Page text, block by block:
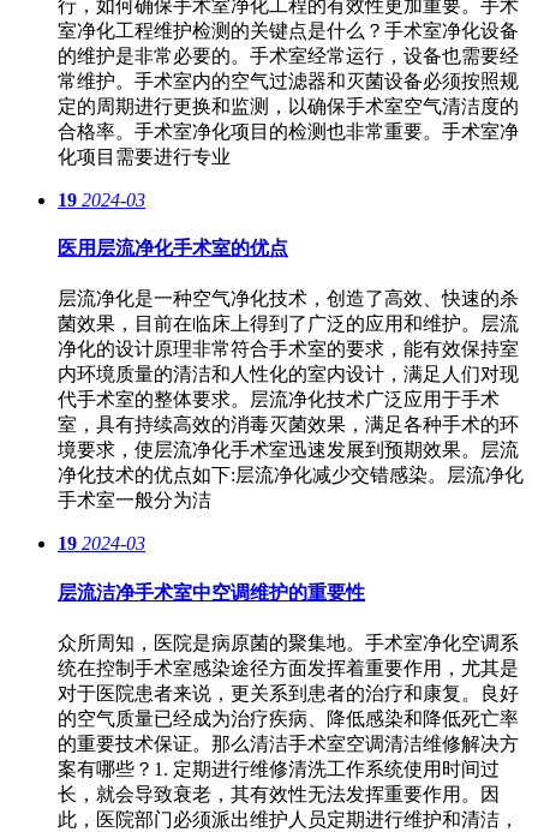
行，如何确保手术室净化工程的有效性更加重要。手术
室净化工程维护检测的关键点是什么？手术室净化设备
的维护是非常必要的。手术室经常运行，设备也需要经
常维护。手术室内的空气过滤器和灭菌设备必须按照规
定的周期进行更换和监测，以确保手术室空气清洁度的
合格率。手术室净化项目的检测也非常重要。手术室净
化项目需要进行专业
19 2024-03
医用层流净化手术室的优点
层流净化是一种空气净化技术，创造了高效、快速的杀
菌效果，目前在临床上得到了广泛的应用和维护。层流
净化的设计原理非常符合手术室的要求，能有效保持室
内环境质量的清洁和人性化的室内设计，满足人们对现
代手术室的整体要求。层流净化技术广泛应用于手术
室，具有持续高效的消毒灭菌效果，满足各种手术的环
境要求，使层流净化手术室迅速发展到预期效果。层流
净化技术的优点如下:层流净化减少交错感染。层流净化
手术室一般分为洁
19 2024-03
层流洁净手术室中空调维护的重要性
众所周知，医院是病原菌的聚集地。手术室净化空调系
统在控制手术室感染途径方面发挥着重要作用，尤其是
对于医院患者来说，更关系到患者的治疗和康复。良好
的空气质量已经成为治疗疾病、降低感染和降低死亡率
的重要技术保证。那么清洁手术室空调清洁维修解决方
案有哪些？1. 定期进行维修清洗工作系统使用时间过
长，就会导致衰老，其有效性无法发挥重要作用。因
此，医院部门必须派出维护人员定期进行维护和清洁，